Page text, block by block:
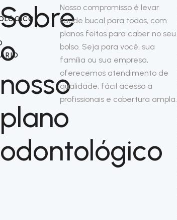
Sobre
o
nosso
plano
odontológico
Nosso compromisso é levar
saúde bucal para todos, com
planos feitos para caber no seu
bolso. Seja para você, sua
família ou sua empresa,
oferecemos atendimento de
qualidade, fácil acesso a
profissionais e cobertura ampla.